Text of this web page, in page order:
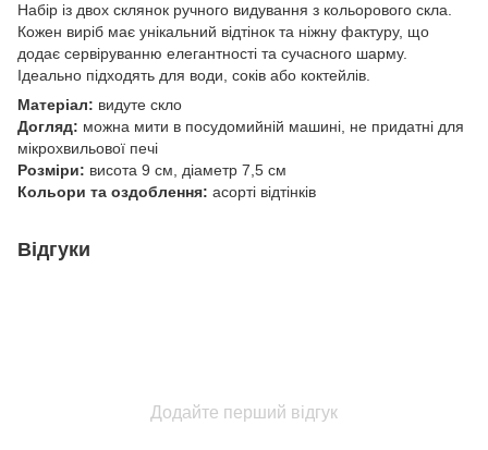
Набір із двох склянок ручного видування з кольорового скла.
Кожен виріб має унікальний відтінок та ніжну фактуру, що
додає сервіруванню елегантності та сучасного шарму.
Ідеально підходять для води, соків або коктейлів.
Матеріал: видуте скло
Догляд: можна мити в посудомийній машині, не придатні для
мікрохвильової печі
Розміри: висота 9 см, діаметр 7,5 см
Кольори та оздоблення: асорті відтінків
Відгуки
Додайте перший відгук